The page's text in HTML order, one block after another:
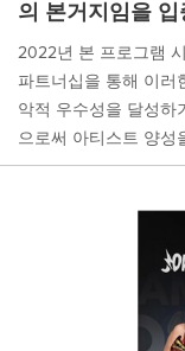
의 본거지임을 입
2022년 본 프로그램
파트너십을 통해 이러
악적 우수성을 달성하
으로써 아티스트 양성